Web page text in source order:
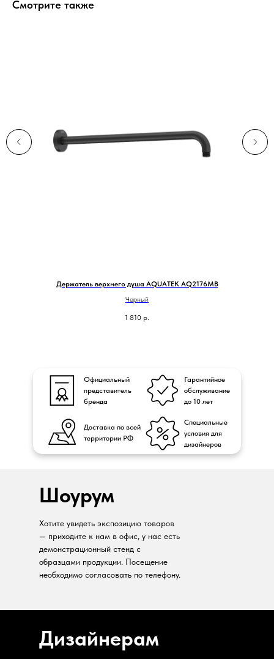
Смотрите также
Держатель верхнего душа AQUATEK AQ2176MB
Черный
1 810 р.
Официальный
представитель
бренда
Доставка по всей
территории РФ
Гарантийное
обслуживание
до 10 лет
Специальные
условия для
дизайнеров
Шоурум
Хотите увидеть экспозицию товаров
— приходите к нам в офис, у нас есть
демонстрационный стенд с
образцами продукции. Посещение
необходимо согласовать по телефону.
Дизайнерам